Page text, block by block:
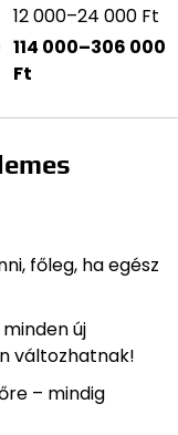
12 000–24 000 Ft
114 000–306 000
Ft
főleg, ha egész
új
változhatnak!
– mindig